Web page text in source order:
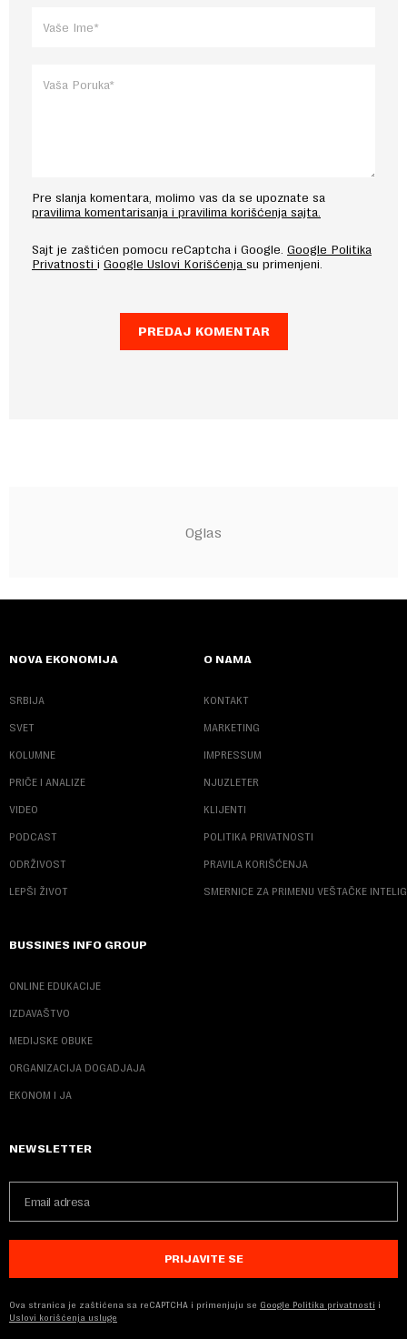
Pre slanja komentara, molimo vas da se upoznate sa
pravilima komentarisanja i pravilima korišćenja sajta.
Sajt je zaštićen pomocu reCaptcha i Google. Google Politika
Privatnosti i Google Uslovi Korišćenja su primenjeni.
NOVA EKONOMIJA
SRBIJA
SVET
KOLUMNE
PRIČE I ANALIZE
VIDEO
PODCAST
ODRŽIVOST
LEPŠI ŽIVOT
O NAMA
KONTAKT
MARKETING
IMPRESSUM
NJUZLETER
KLIJENTI
POLITIKA PRIVATNOSTI
PRAVILA KORIŠĆENJA
SMERNICE ZA PRIMENU VEŠTAČKE
BUSSINES INFO GROUP
ONLINE EDUKACIJE
IZDAVAŠTVO
MEDIJSKE OBUKE
ORGANIZACIJA DOGADJAJA
EKONOM I JA
NEWSLETTER
PRIJAVITE SE
Ova stranica je zaštićena sa reCAPTCHA i primenjuju se Google Politika privatnosti i
Uslovi korišćenja usluge